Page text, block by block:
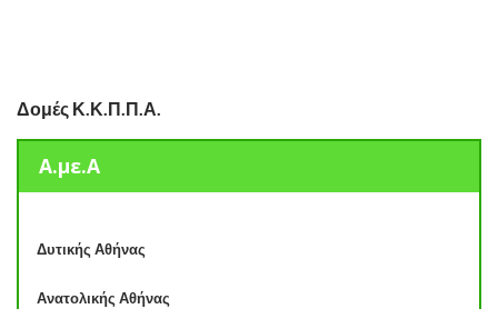
Δομές Κ.Κ.Π.Π.Α.
Α.με.Α
Δυτικής Αθήνας
Ανατολικής Αθήνας